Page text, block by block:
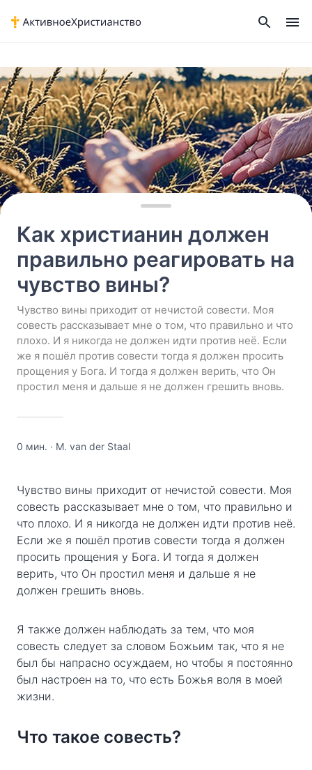
чувство вины?
Как христианин должен
правильно реагировать на
чувство вины?
Чувство вины приходит от нечистой совести. Моя
совесть рассказывает мне о том, что правильно и что
плохо. И я никогда не должен идти против неё. Если
же я пошёл против совести тогда я должен просить
прощения у Бога. И тогда я должен верить, что Он
простил меня и дальше я не должен грешить вновь.
0 мин. · M. van der Staal
Чувство вины приходит от нечистой совести. Моя
совесть рассказывает мне о том, что правильно и
что плохо. И я никогда не должен идти против неё.
Если же я пошёл против совести тогда я должен
просить прощения у Бога. И тогда я должен
верить, что Он простил меня и дальше я не
должен грешить вновь.
Я также должен наблюдать за тем, что моя
совесть следует за словом Божьим так, что я не
был бы напрасно осуждаем, но чтобы я постоянно
был настроен на то, что есть Божья воля в моей
жизни.
Что такое совесть?